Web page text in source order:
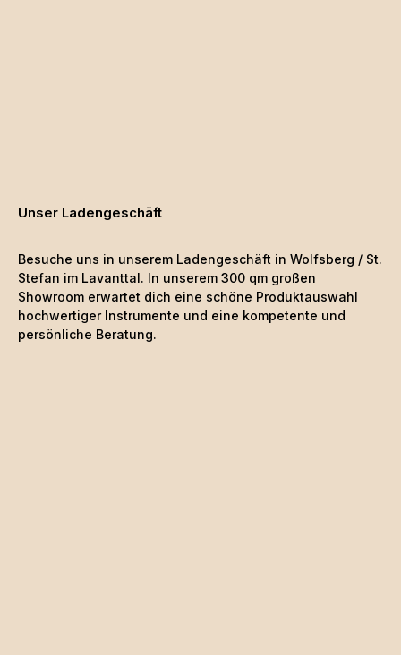
Unser Ladengeschäft
Besuche uns in unserem Ladengeschäft in Wolfsberg / St.
Stefan im Lavanttal. In unserem 300 qm großen
Showroom erwartet dich eine schöne Produktauswahl
hochwertiger Instrumente und eine kompetente und
persönliche Beratung.